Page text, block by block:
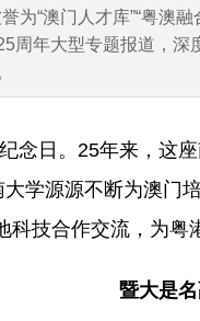
“澳门人才库”“粤澳
年大型专题报道，
念日。25年来，这
学源源不断为澳门
技合作交流，为粤
暨大是